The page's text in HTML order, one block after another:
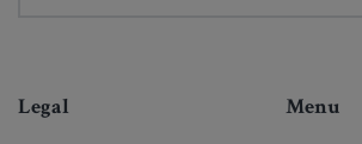
Legal Menu